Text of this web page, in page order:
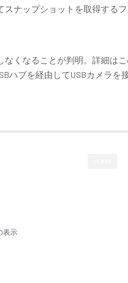
スナップショットを取得する
なくなることが判明。詳細は
ハブを経由してUSBカメラを
表示